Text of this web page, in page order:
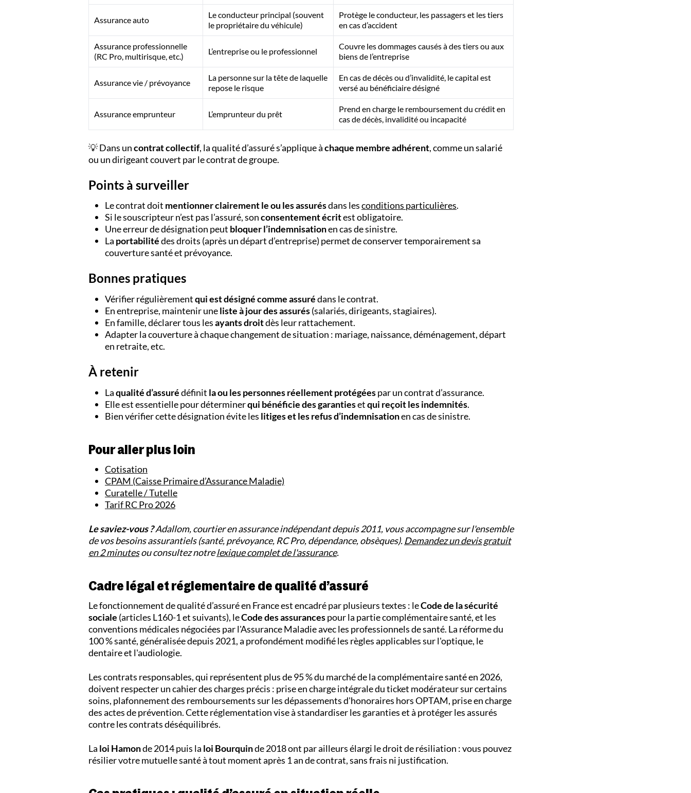
Assurance auto
Le conducteur principal (souvent
le propriétaire du véhicule)
Protège le conducteur, les passagers et les tiers
en cas d’accident
Assurance professionnelle
(RC Pro, multirisque, etc.)
L’entreprise ou le professionnel
Couvre les dommages causés à des tiers ou aux
biens de l’entreprise
Assurance vie / prévoyance
La personne sur la tête de laquelle
repose le risque
En cas de décès ou d’invalidité, le capital est
versé au bénéficiaire désigné
Assurance emprunteur L’emprunteur du prêt
Prend en charge le remboursement du crédit en
cas de décès, invalidité ou incapacité
💡 Dans uncontrat collectif, la qualité d’assuré s’applique àchaque membre adhérent, comme un salarié
ou un dirigeant couvert par le contrat de groupe.
Points à surveiller
Le contrat doit mentionner clairement le ou les assurésdans lesconditions particulières.
Si le souscripteur n’est pas l’assuré, sonconsentement écritest obligatoire.
Une erreur de désignation peut bloquer l’indemnisationen cas de sinistre.
La portabilitédes droits (après un départ d’entreprise) permet de conserver temporairement sa
couverture santé et prévoyance.
Bonnes pratiques
Vérifier régulièrementqui est désigné comme assurédans le contrat.
En entreprise, maintenir uneliste à jour des assurés(salariés, dirigeants, stagiaires).
En famille, déclarer tous lesayants droitdès leur rattachement.
Adapter la couverture à chaque changement de situation : mariage, naissance, déménagement, départ
en retraite, etc.
À retenir
Laqualité d’assurédéfinit la ou les personnes réellement protégéespar un contrat d’assurance.
Elle est essentielle pour déterminerqui bénéficie des garantiesetqui reçoit les indemnités.
Bien vérifier cette désignation évite les litiges et les refus d’indemnisationen cas de sinistre.
Pour aller plus loin
Cotisation
CPAM (Caisse Primaire d’Assurance Maladie)
Curatelle / Tutelle
Tarif RC Pro 2026
Le saviez-vous ?Adallom, courtier en assurance indépendant depuis 2011, vous accompagne sur l'ensemble
de vos besoins assurantiels (santé, prévoyance, RC Pro, dépendance, obsèques). Demandez un devis gratuit
en 2 minutesou consultez notrelexique complet de l'assurance.
Cadre légal et réglementaire de qualité d’assuré
Le fonctionnement de qualité d’assuré en France est encadré par plusieurs textes : leCode de la sécurité
sociale (articles L160-1 et suivants), leCode des assurancespour la partie complémentaire santé, et les
conventions médicales négociées par l'Assurance Maladie avec les professionnels de santé. La réforme du
100 % santé, généralisée depuis 2021, a profondément modifié les règles applicables sur l'optique, le
dentaire et l'audiologie.
Les contrats responsables, qui représentent plus de 95 % du marché de la complémentaire santé en 2026,
doivent respecter un cahier des charges précis : prise en charge intégrale du ticket modérateur sur certains
soins, plafonnement des remboursements sur les dépassements d'honoraires hors OPTAM, prise en charge
des actes de prévention. Cette réglementation vise à standardiser les garanties et à protéger les assurés
contre les contrats déséquilibrés.
La loi Hamonde 2014 puis la loi Bourquinde 2018 ont par ailleurs élargi le droit de résiliation : vous pouvez
résilier votre mutuelle santé à tout moment après 1 an de contrat, sans frais ni justification.